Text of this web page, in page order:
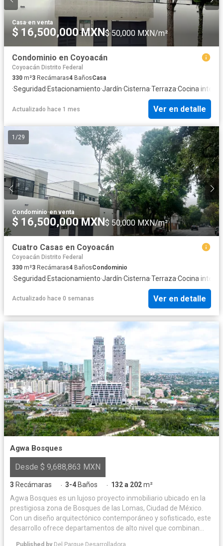
Casa·en venta
$ 16,500,000 MXN$ 50,000 MXN/m²
Condominio en Coyoacán
Coyoacán Distrito Federal
330 m²3 Recámaras4 BañosCasa
·Seguridad·Estacionamiento·Jardín·Cisterna·Terraza·Cocina
Actualizado hace 1 mes Ver en detalle
1 /29
Condominio·en venta
$ 16,500,000 MXN$ 50,000 MXN/m²
Cuatro Casas en Coyoacán
Coyoacán Distrito Federal
330 m²3 Recámaras4 BañosCondominio
·Seguridad·Estacionamiento·Jardín·Cisterna·Terraza·Cocina
Actualizado hace 0 semanas Ver en detalle
Agwa Bosques
Desde $ 9,688,863 MXN
3 Recámaras · 3-4 Baños · 132 a 202m²
Agwa Bosques es un lujoso proyecto inmobiliario ubicado en la
prestigiosa zona de Bosques de las Lomas, Ciudad de México.
Con un diseño arquitectónico contemporáneo y sofisticado, este
desarrollo ofrece departamentos de alto nivel que combinan